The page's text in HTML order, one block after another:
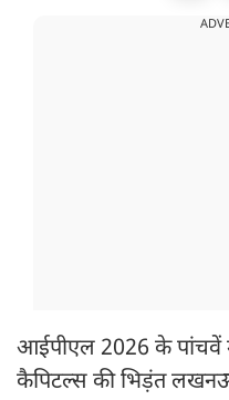
आईपीएल 2026 के पांचवें
कैपिटल्स की भिड़ंत